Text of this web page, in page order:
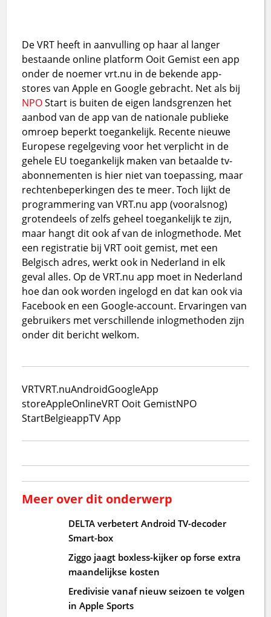
De VRT heeft in aanvulling op haar al langer
bestaande online platform Ooit Gemist een app
onder de noemer vrt.nu in de bekende app-
stores van Apple en Google gebracht. Net als bij
NPOStart is buiten de eigen landsgrenzen het
aanbod van de app van de nationale publieke
omroep beperkt toegankelijk. Recente nieuwe
Europese regelgeving voor het verplicht in de
gehele EU toegankelijk maken van betaalde tv-
abonnementen is hier niet van toepassing, maar
rechtenbeperkingen des te meer. Toch lijkt de
programmering van VRT.nu app (vooralsnog)
grotendeels of zelfs geheel toegankelijk te zijn,
maar hangt dit ook af van de inlogmethode. Met
een registratie bij VRT ooit gemist, met een
Belgisch adres, werkt ook in Nederland in elk
geval alles. Op de VRT.nu app moet in Nederland
hoe dan ook worden ingelogd en dat kan ook via
Facebook en een Google-account. Ervaringen van
gebruikers met verschillende inlogmethoden zijn
onder dit bericht welkom.
VRTVRT.nuAndroidGoogleApp
storeAppleOnlineVRT Ooit GemistNPO
StartBelgieappTV App
Meer over dit onderwerp
DELTA verbetert Android TV-decoder
Smart-box
Ziggo jaagt boxless-kijker op forse extra
maandelijkse kosten
Eredivisie vanaf nieuw seizoen te volgen
in Apple Sports